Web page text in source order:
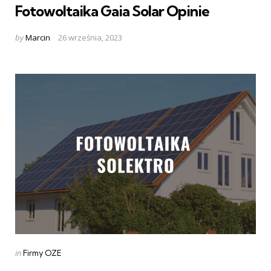
Fotowoltaika Gaia Solar Opinie
Posted
byMarcin 26 września, 2023
Categories
Posted
inFirmy OZE